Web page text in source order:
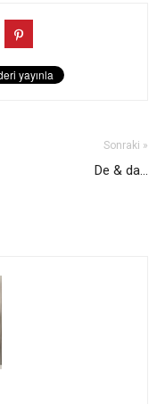
Sonraki »
De & da...